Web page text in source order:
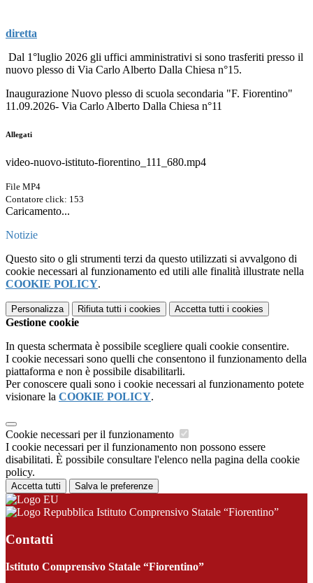
diretta
Dal 1°luglio 2026 gli uffici amministrativi si sono trasferiti presso il
nuovo plesso di Via Carlo Alberto Dalla Chiesa n°15.
Inaugurazione Nuovo plesso di scuola secondaria "F. Fiorentino"
11.09.2026- Via Carlo Alberto Dalla Chiesa n°11
Allegati
video-nuovo-istituto-fiorentino_111_680.mp4
File MP4
Contatore click: 153
Caricamento...
Notizie
Questo sito o gli strumenti terzi da questo utilizzati si avvalgono di
cookie necessari al funzionamento ed utili alle finalità illustrate nella
COOKIE POLICY.
Personalizza Rifiuta tutti i cookies Accetta tutti i cookies
Gestione cookie
In questa schermata è possibile scegliere quali cookie consentire.
I cookie necessari sono quelli che consentono il funzionamento della
piattaforma e non è possibile disabilitarli.
Per conoscere quali sono i cookie necessari al funzionamento potete
visionare la COOKIE POLICY.
Cookie necessari per il funzionamento
I cookie necessari per il funzionamento non possono essere
disabilitati. È possibile consultare l'elenco nella pagina della cookie
policy.
Accetta tutti Salva le preferenze
Istituto Comprensivo Statale “Fiorentino”
Contatti
Istituto Comprensivo Statale “Fiorentino”